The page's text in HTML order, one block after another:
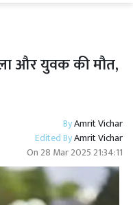
और युवक की मौत,
ByAmrit Vichar
Edited ByAmrit Vichar
On 28 Mar 2025 21:34:11